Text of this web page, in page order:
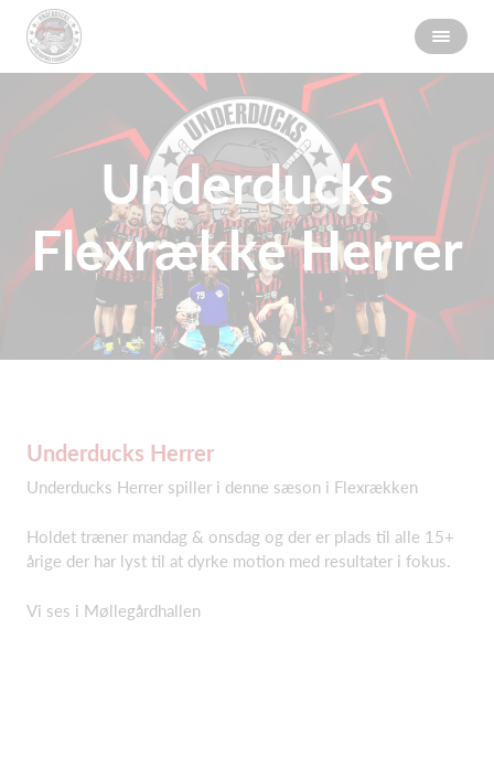
Underducks
Flexrække Herrer
Underducks Herrer
Underducks Herrer spiller i denne sæson i Flexrækken
Holdet træner mandag & onsdag og der er plads til alle 15+
årige der har lyst til at dyrke motion med resultater i fokus.
Vi ses i Møllegårdhallen